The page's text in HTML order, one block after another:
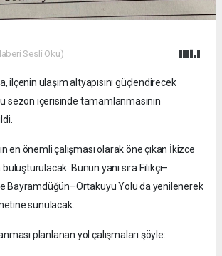
Sesli Oku)
ilçenin ulaşım altyapısını güçlendirecek
sezon içerisinde tamamlanmasının
en önemli çalışması olarak öne çıkan İkizce
Bunun yanı sıra Filikçi–
Bayramdüğün–Ortakuyu Yolu da yenilenerek
sunulacak.
planlanan yol çalışmaları şöyle: